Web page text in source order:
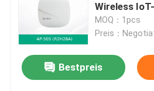
Wireless
MOQ：1pcs
Preis：
Bestpreis